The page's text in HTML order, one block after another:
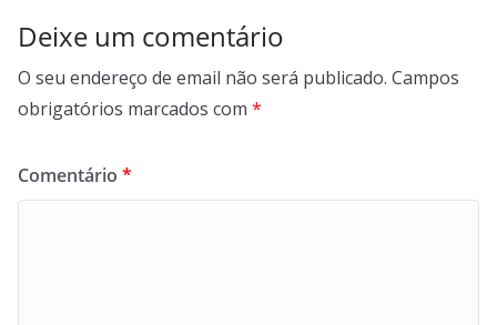
Deixe um comentário
O seu endereço de email não será publicado. Campos
obrigatórios marcados com *
Comentário *